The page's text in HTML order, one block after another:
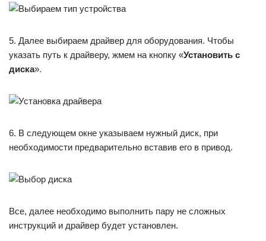
5. Далее выбираем драйвер для оборудования. Чтобы
указать путь к драйверу, жмем на кнопку «Установить с
диска».
6. В следующем окне указываем нужный диск, при
необходимости предварительно вставив его в привод.
Все, далее необходимо выполнить пару не сложных
инструкций и драйвер будет установлен.